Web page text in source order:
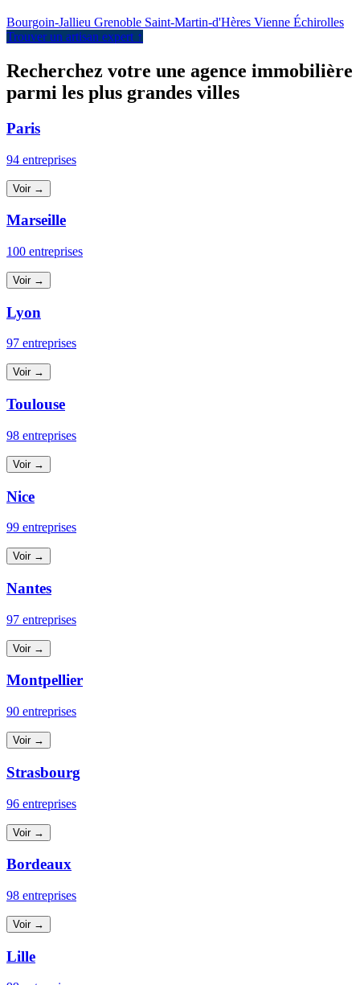
Bourgoin-Jallieu Grenoble Saint-Martin-d'Hères Vienne Échirolles
Trouver un artisan expert ↑
Recherchez votre une agence immobilière
parmi les plus grandes villes
Paris
94 entreprises
Voir →
Marseille
100 entreprises
Voir →
Lyon
97 entreprises
Voir →
Toulouse
98 entreprises
Voir →
Nice
99 entreprises
Voir →
Nantes
97 entreprises
Voir →
Montpellier
90 entreprises
Voir →
Strasbourg
96 entreprises
Voir →
Bordeaux
98 entreprises
Voir →
Lille